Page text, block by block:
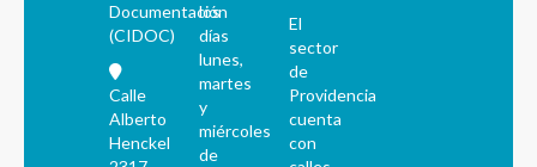
Documentación
(CIDOC)
Calle
Alberto
Henckel
los
días
lunes,
martes
y
miércoles
de
El
sector
de
Providencia
cuenta
con